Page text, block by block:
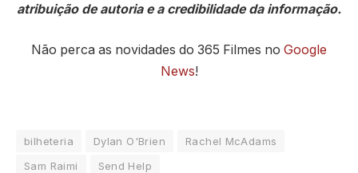
atribuição de autoria e a credibilidade da informação.
Não perca as novidades do 365 Filmes no Google
News!
bilheteria Dylan O'Brien
Rachel McAdams
Sam Raimi
Send Help